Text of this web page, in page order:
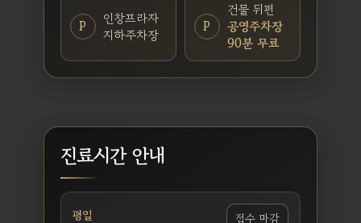
P
인창프라자
지하주차장
P
건물 뒤편
공영주차장
90분 무료
진료시간 안내
평일 접수 마감